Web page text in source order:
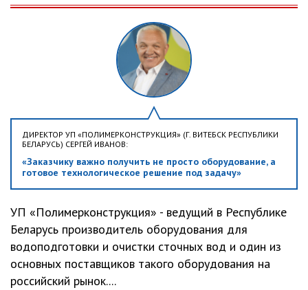
ДИРЕКТОР УП «ПОЛИМЕРКОНСТРУКЦИЯ» (Г. ВИТЕБСК РЕСПУБЛИКИ
БЕЛАРУСЬ) СЕРГЕЙ ИВАНОВ:
«Заказчику важно получить не просто оборудование, а
готовое технологическое решение под задачу»
УП «Полимерконструкция» - ведущий в Республике
Беларусь производитель оборудования для
водоподготовки и очистки сточных вод и один из
основных поставщиков такого оборудования на
российский рынок....